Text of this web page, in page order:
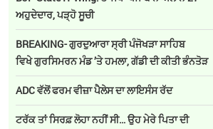
ਅਹੁਦੇਦਾਰ, ਪੜ੍ਹੋ ਸੂਚੀ
BREAKING- ਗੁਰਦੁਆਰਾ ਸ੍ਰੀ ਪੰਜੋਖੜਾ ਸਾਹਿਬ
ਵਿਖੇ ਗੁਰਸਿਮਰਨ ਮੰਡ ’ਤੇ ਹਮਲਾ, ਗੱਡੀ ਦੀ ਕੀਤੀ ਭੰਨਤੋੜ
ADC ਵੱਲੋਂ ਫਰਮ ਵੀਜ਼ਾ ਪੈਲੇਸ ਦਾ ਲਾਇਸੰਸ ਰੱਦ
ਟਰੱਕ ਤਾਂ ਸਿਰਫ਼ ਲੋਹਾ ਨਹੀਂ ਸੀ… ਉਹ ਮੇਰੇ ਪਿਤਾ ਦੀ